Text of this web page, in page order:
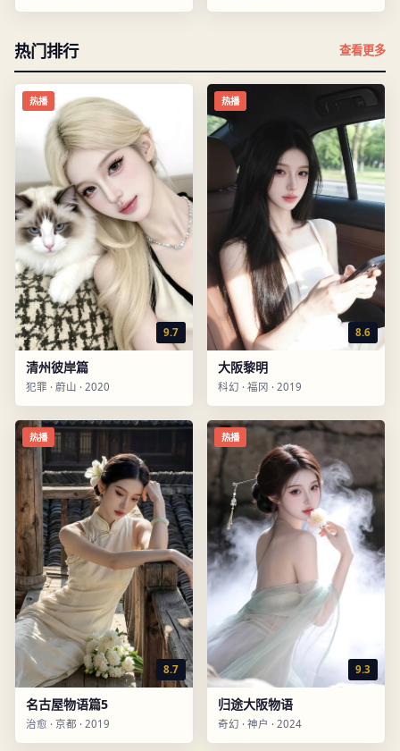
热门排行 查看更多
热播
9.7
清州彼岸篇
犯罪 · 蔚山 · 2020
热播
8.6
大阪黎明
科幻 · 福冈 · 2019
热播
8.7
名古屋物语篇5
治愈 · 京都 · 2019
热播
9.3
归途大阪物语
奇幻 · 神户 · 2024